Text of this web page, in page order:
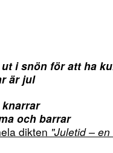
i snön för att ha
är jul
och barrar
dikten "Juletid –